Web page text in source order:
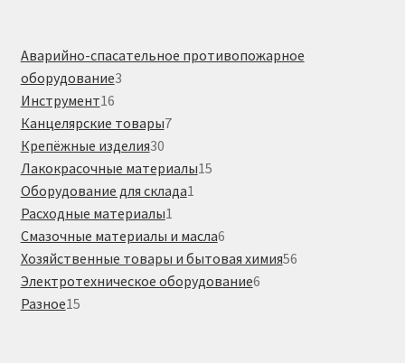
Аварийно-спасательное противопожарное
оборудование33
Инструмент1616
товаров
Канцелярские товары77
Крепёжные изделия3030
товаров
Лакокрасочные материалы1515
Оборудование для склада1
Расходные материалы1
товар
Смазочные материалы и масла66
товаров
Хозяйственные товары и бытовая химия5656
Электротехническое оборудование66
Разное1515